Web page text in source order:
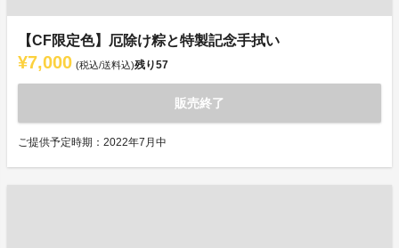
【CF限定色】厄除け粽と特製記念手拭い
¥7,000 (税込/送料込)残り57
販売終了
ご提供予定時期：2022年7月中